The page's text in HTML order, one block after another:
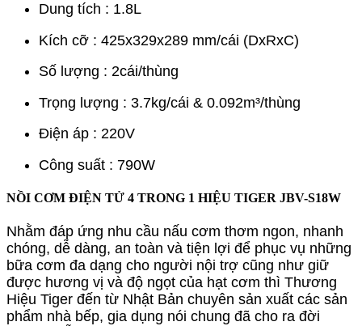
Dung tích : 1.8L
Kích cỡ : 425x329x289 mm/cái (DxRxC)
Số lượng : 2cái/thùng
Trọng lượng : 3.7kg/cái & 0.092m³/thùng
Điện áp : 220V
Công suất : 790W
NỒI CƠM ĐIỆN TỬ 4 TRONG 1 HIỆU TIGER JBV-S18W
Nhằm đáp ứng nhu cầu nấu cơm thơm ngon, nhanh
chóng, dễ dàng, an toàn và tiện lợi để phục vụ những
bữa cơm đa dạng cho người nội trợ cũng như giữ
được hương vị và độ ngọt của hạt cơm thì Thương
Hiệu Tiger đến từ Nhật Bản chuyên sản xuất các sản
phẩm nhà bếp, gia dụng nói chung đã cho ra đời